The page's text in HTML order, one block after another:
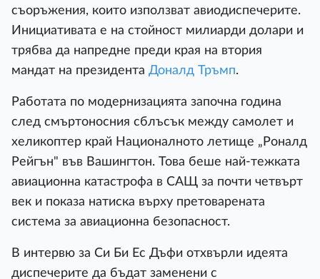
съоръжения, които използват авиодиспечерите.
Инициативата е на стойност милиарди долари и
трябва да напредне преди края на втория
мандат на президента Доналд Тръмп.
Работата по модернизацията започна година
след смъртоносния сблъсък между самолет и
хеликоптер край Националното летище „Роналд
Рейгън" във Вашингтон. Това беше най-тежката
авиационна катастрофа в САЩ за почти четвърт
век и показа натиска върху претоварената
система за авиационна безопасност.
В интервю за Си Би Ес Дъфи отхвърли идеята
диспечерите да бъдат заменени с